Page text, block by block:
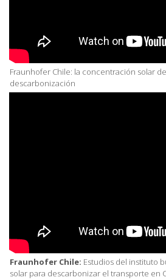
Fraunhofer Chile: la concentración solar
descarbonización
Fraunhofer Chile: Estudios del instituto
solar para descarbonizar el transporte en